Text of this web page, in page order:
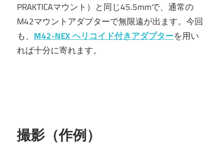
PRAKTICAマウント）と同じ45.5mmで、通常の
M42マウントアダプターで無限遠が出ます。今回
も、 M42-NEX ヘリコイド付きアダプターを用い
れば十分に寄れます。
撮影（作例）